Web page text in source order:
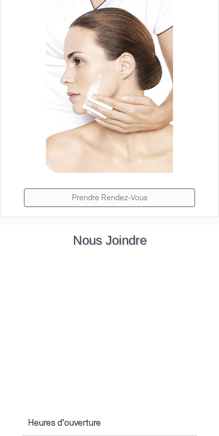
Prendre Rendez-Vous
Nous Joindre
Heures d'ouverture